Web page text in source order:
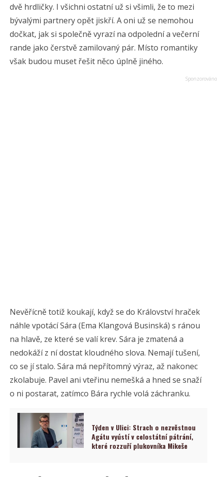
dvě hrdličky. I všichni ostatní už si všimli, že to mezi
bývalými partnery opět jiskří. A oni už se nemohou
dočkat, jak si společně vyrazí na odpolední a večerní
rande jako čerstvě zamilovaný pár. Místo romantiky
však budou muset řešit něco úplně jiného.
Nevěřícně totiž koukají, když se do Království hraček
náhle vpotácí Sára (Ema Klangová Businská) s ránou
na hlavě, ze které se valí krev. Sára je zmatená a
nedokáží z ní dostat kloudného slova. Nemají tušení,
co se jí stalo. Sára má nepřítomný výraz, až nakonec
zkolabuje. Pavel ani vteřinu nemešká a hned se snaží
o ni postarat, zatímco Bára rychle volá záchranku.
Týden v Ulici: Strach o nezvěstnou
Agátu vyústí v celostátní pátrání,
které rozzuří plukovníka Mikeše